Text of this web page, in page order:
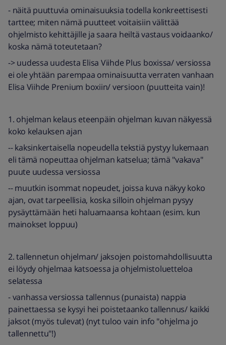
- näitä puuttuvia ominaisuuksia todella konkreettisesti
tarttee; miten nämä puutteet voitaisiin välittää
ohjelmisto kehittäjille ja saara heiltä vastaus voidaanko/
koska nämä toteutetaan?
-> uudessa uudesta Elisa Viihde Plus boxissa/ versiossa
ei ole yhtään parempaa ominaisuutta verraten vanhaan
Elisa Viihde Prenium boxiin/ versioon (puutteita vain)!
1. ohjelman kelaus eteenpäin ohjelman kuvan näkyessä
koko kelauksen ajan
-- kaksinkertaisella nopeudella tekstiä pystyy lukemaan
eli tämä nopeuttaa ohjelman katselua; tämä "vakava"
puute uudessa versiossa
-- muutkin isommat nopeudet, joissa kuva näkyy koko
ajan, ovat tarpeellisia, koska silloin ohjelman pysyy
pysäyttämään heti haluamaansa kohtaan (esim. kun
mainokset loppuu)
2. tallennetun ohjelman/ jaksojen poistomahdollisuutta
ei löydy ohjelmaa katsoessa ja ohjelmistoluetteloa
selatessa
- vanhassa versiossa tallennus (punaista) nappia
painettaessa se kysyi hei poistetaanko tallennus/ kaikki
jaksot (myös tulevat) (nyt tuloo vain info "ohjelma jo
tallennettu"!)